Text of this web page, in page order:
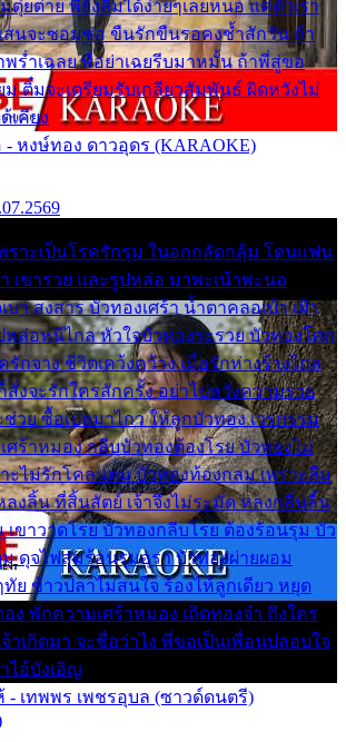
ตุ๋ยต่าย พี่ยังลืมได้ง่ายๆเลยหนอ แค่ตัวเรา
สนจะซอมซ่อ ขืนรักขืนรอคงช้ำสักวัน ถ้า
พร่ำเฉลย พี่อย่าเฉยรีบมาหมั้น ถ้าพี่สู่ขอ
ม ติ๋มจะเตรียมรับเกลียวสัมพันธ์ ผิดหวังไม่
เคียง
หงษ์ทอง ดาวอุดร (KARAOKE)
ราะเป็นโรครักรุม ในอกกลัดกลุ้ม โดนแฟน
เขารวย และรูปหล่อ มาพะเน้าพะนอ
บา สงสาร บัวทองเศร้า น้ำตาคลอเบ้า เฝ้า
ล่อหนีไกล หัวใจบัวทองระรวย บัวทองโศก
รักจาง ชีวิตเคว้งคว้าง เมื่อรักห่างร้างไกล
งจะรักใครสักครั้ง อย่าไปหวังความรวย
วย ซื้อเปลมาไกว ให้ลูกบัวทอง เวรกรรม
ศร้าหมอง กลีบบัวทองต้องโรย บัวทองไม่
ะไม่รักโคลนตม บัวทองท้องกลม เพราะลืม
งลิ้น ที่สิ้นสัตย์ เจ้าจึงไม่ระมัด หลงกลิ่นลิ้น
เขาวาดโรย บัวทองกลีบโรย ต้องร้อนรุม บัว
ดุจไฟสุมร้อนรุมอุรา บัวทองผ่ายผอม
ทัย ข้าวปลาไม่สนใจ ร้องไห้ลูกเดียว หยุด
อง พักความเศร้าหมอง เถิดทองจ๋า ถึงใคร
จ้าเกิดมา จะชื่อว่าไง พี่ขอเป็นเพื่อนปลอบใจ
ไอ้บังเอิญ
- เทพพร เพชรอุบล (ซาวด์ดนตรี)